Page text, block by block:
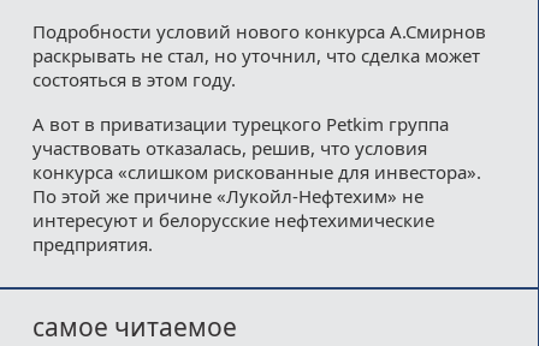
Подробности условий нового конкурса А.Смирнов
раскрывать не стал, но уточнил, что сделка может
состояться в этом году.
А вот в приватизации турецкого Petkim группа
участвовать отказалась, решив, что условия
конкурса «слишком рискованные для инвестора».
По этой же причине «Лукойл-Нефтехим» не
интересуют и белорусские нефтехимические
предприятия.
самое читаемое